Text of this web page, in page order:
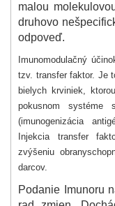
malou
druhovo
odpoveď.
Imunomodulačný
tzv. transfer faktor. Je
bielych krviniek,
pokusnom systéme
(imunogenizácia
Injekcia transfer
zvýšeniu
darcov.
Podanie Imunoru